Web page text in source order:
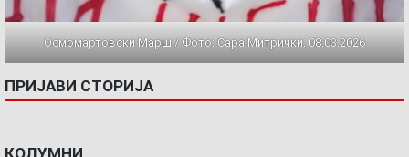
Осмомартовски Марш / Фото: Сара Митрички, 08.03.2026
ПРИЈАВИ СТОРИЈА
КОЛУМНИ